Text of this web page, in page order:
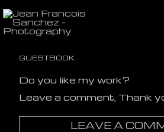
GUESTBOOK
Do you like my work?
Leave a comment, Thank
LEAVE A